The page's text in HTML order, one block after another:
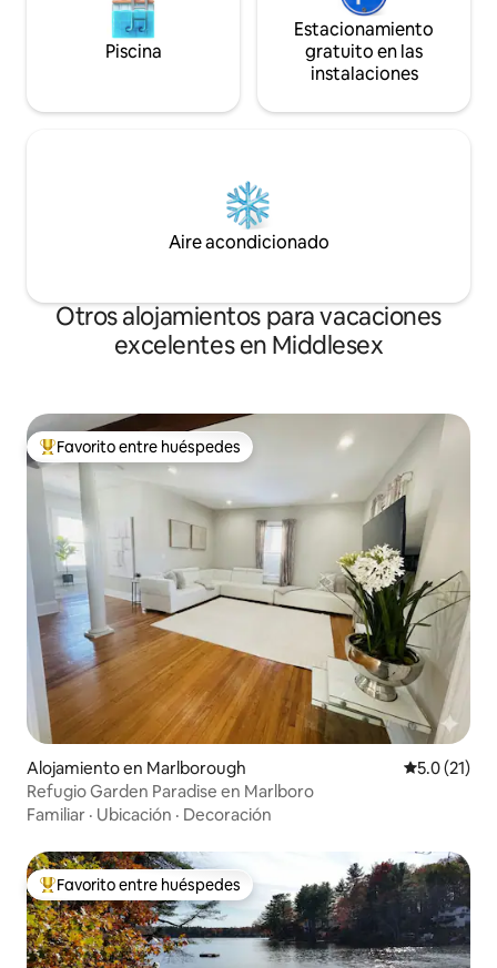
Piscina
Estacionamiento
gratuito en las
instalaciones
Aire acondicionado
Otros alojamientos para vacaciones
excelentes en Middlesex
Favorito entre huéspedes preferido
Favorito entre huéspedes
Alojamiento en Marlborough Calificación
5.0 (21)
Refugio Garden Paradise en Marlboro
Familiar · Ubicación · Decoración
Favorito entre huéspedes preferido
Favorito entre huéspedes